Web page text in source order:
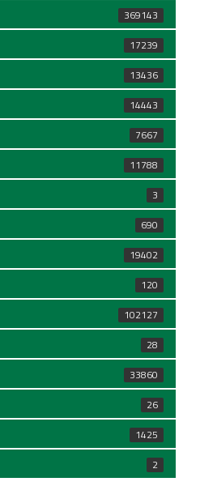
369143
17239
13436
14443
7667
11788
3
690
19402
120
102127
28
33860
26
1425
2